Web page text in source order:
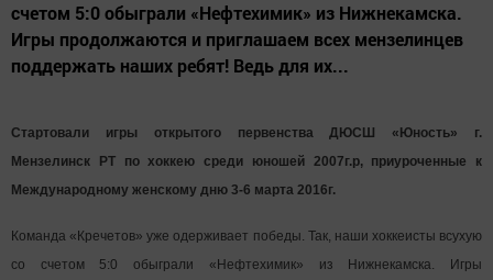
счетом 5:0 обыграли «Нефтехимик» из Нижнекамска.
Игры продолжаются и приглашаем всех мензелинцев
поддержать наших ребят! Ведь для их...
Стартовали игры открытого первенства ДЮСШ «Юность» г.
Мензелинск РТ по хоккею среди юношей 2007г.р, приуроченные к
Международному женскому дню 3-6 марта 2016г.
Команда «Кречетов» уже одерживает победы. Так, наши хоккеисты всухую
со счетом 5:0 обыграли «Нефтехимик» из Нижнекамска. Игры